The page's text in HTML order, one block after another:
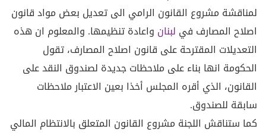
لمناقشة مشروع القانون الرامي الى تعديل بعض مواد قانون
اصلاح المصارف في لبنان واعادة تنظيمها. والمعلوم ان هذه
التعديلات المقترحة على قانون اصلاح المصارف، تقول
الحكومة انها بناء على ملاحظات جديدة لصندوق النقد على
القانون، الذي أقره المجلس أخذا بعين الاعتبار ملاحظات
سابقة للصندوق.
كما ستناقش اللجنة مشروع القانون المتعلق بالانتظام المالي